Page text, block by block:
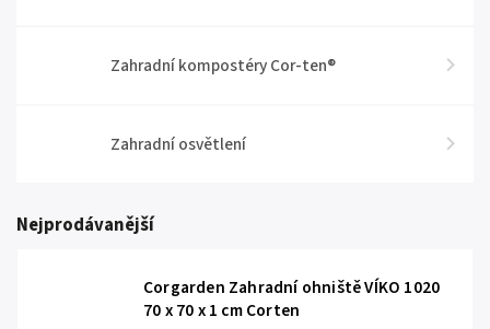
Zahradní kompostéry Cor-ten®
Zahradní osvětlení
Nejprodávanější
Corgarden Zahradní ohniště VÍKO 1020
70 x 70 x 1 cm Corten